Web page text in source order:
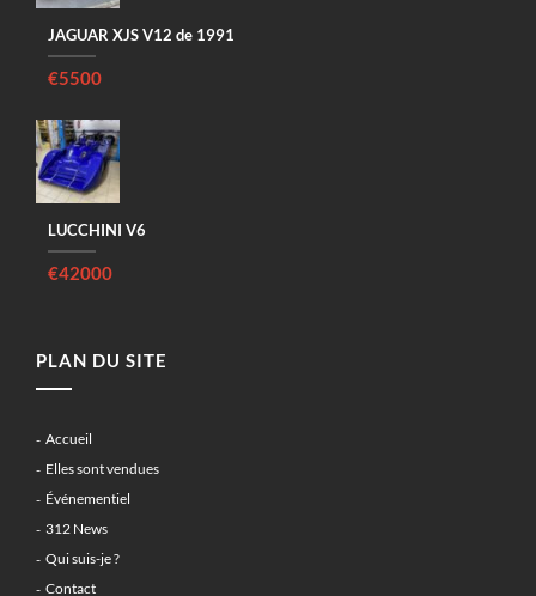
JAGUAR XJS V12 de 1991
€5500
LUCCHINI V6
€42000
PLAN DU SITE
Accueil
Elles sont vendues
Événementiel
312 News
Qui suis-je ?
Contact